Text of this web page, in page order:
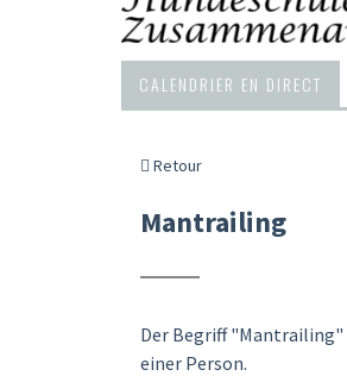
CALENDRIER EN DIRECT
Retour
Mantrailing
Der Begriff "Mantrailing"
einer Person.